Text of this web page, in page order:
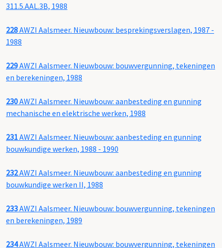
311.5.AAL.3B, 1988
228AWZI Aalsmeer. Nieuwbouw: besprekingsverslagen, 1987 -
1988
229AWZI Aalsmeer. Nieuwbouw: bouwvergunning, tekeningen
en berekeningen, 1988
230AWZI Aalsmeer. Nieuwbouw: aanbesteding en gunning
mechanische en elektrische werken, 1988
231AWZI Aalsmeer. Nieuwbouw: aanbesteding en gunning
bouwkundige werken, 1988 - 1990
232AWZI Aalsmeer. Nieuwbouw: aanbesteding en gunning
bouwkundige werken II, 1988
233AWZI Aalsmeer. Nieuwbouw: bouwvergunning, tekeningen
en berekeningen, 1989
234AWZI Aalsmeer. Nieuwbouw: bouwvergunning, tekeningen